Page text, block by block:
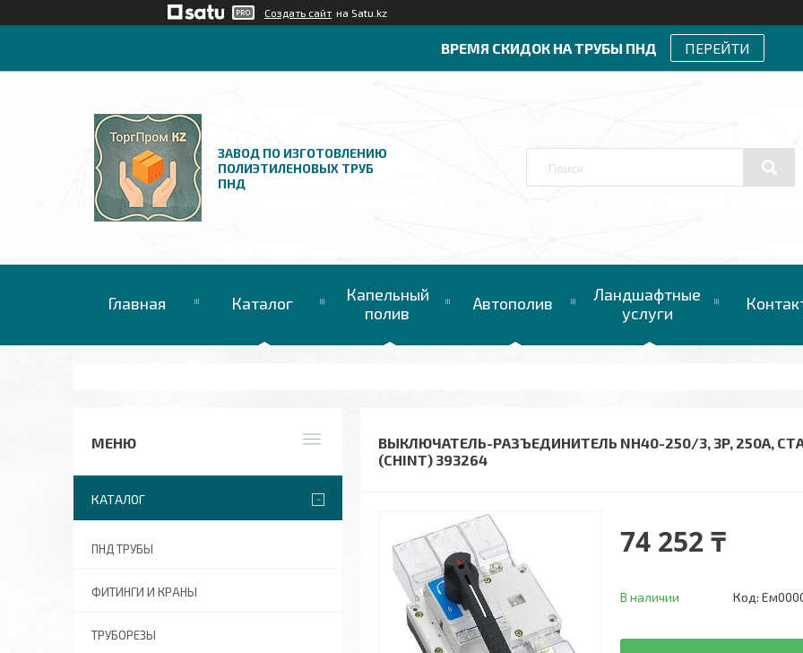
Создать сайт на Satu.kz
ВРЕМЯ СКИДОК НА ТРУБЫ ПНД ПЕРЕЙТИ
ЗАВОД ПО ИЗГОТОВЛЕНИЮ
ПОЛИЭТИЛЕНОВЫХ ТРУБ
ПНД
Главная Каталог
Капельный
полив
Автополив
Ландшафтные
услуги
ВЫКЛЮЧАТЕЛЬ-РАЗЪЕДИНИТЕЛЬ NH40-250/3, 3P, 250А,
(CHINT) 393264
74 252 ₸
В наличии Код:
КАТАЛОГ
ПНД ТРУБЫ
ФИТИНГИ И КРАНЫ
ТРУБОРЕЗЫ